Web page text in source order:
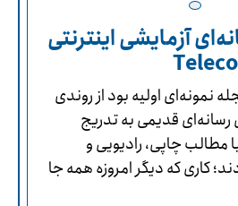
آزمایشی اینترنتی
نمونه‌ای اولیه بود از روندی
قدیمی به تدریج
چاپی، رادیویی و
کاری که دیگر امروزه همه جا